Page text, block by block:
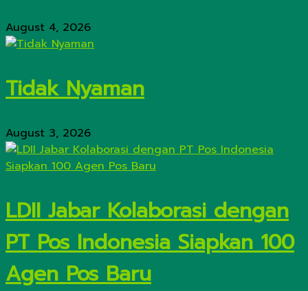
August 4, 2026
Tidak Nyaman
August 3, 2026
LDII Jabar Kolaborasi dengan
PT Pos Indonesia Siapkan 100
Agen Pos Baru